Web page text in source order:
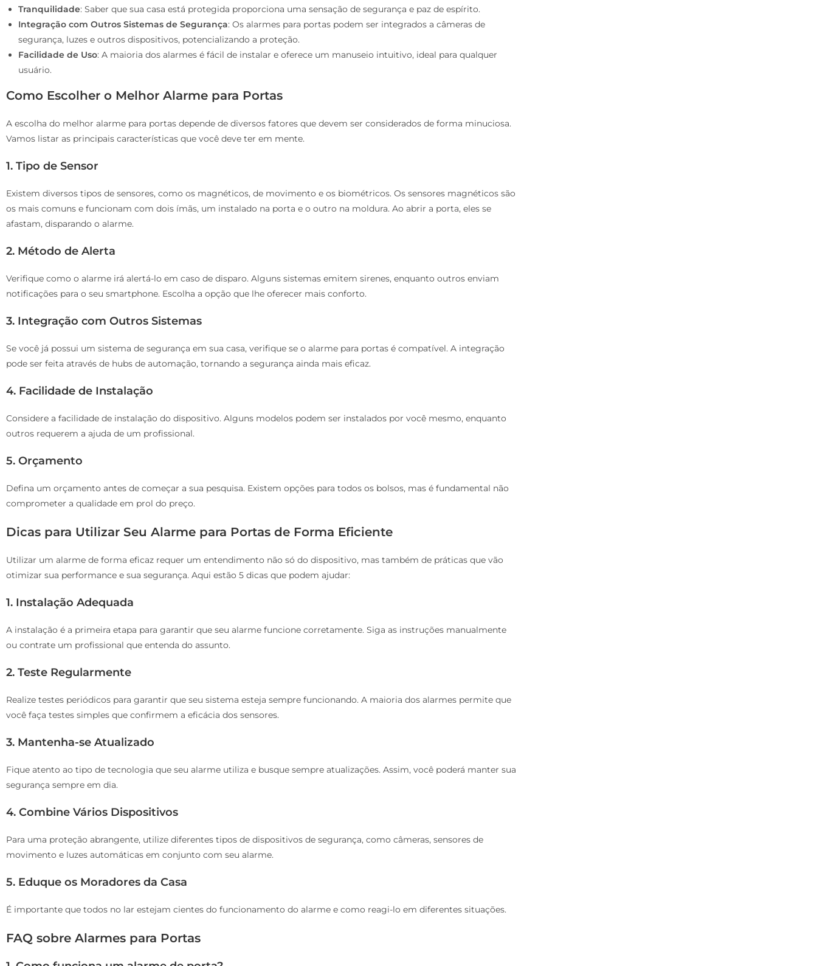
Tranquilidade: Saber que sua casa está protegida proporciona uma sensação de segurança e paz de espírito.
Integração com Outros Sistemas de Segurança: Os alarmes para portas podem ser integrados a câmeras de
segurança, luzes e outros dispositivos, potencializando a proteção.
Facilidade de Uso: A maioria dos alarmes é fácil de instalar e oferece um manuseio intuitivo, ideal para qualquer
usuário.
Como Escolher o Melhor Alarme para Portas
A escolha do melhor alarme para portas depende de diversos fatores que devem ser considerados de forma minuciosa.
Vamos listar as principais características que você deve ter em mente.
1. Tipo de Sensor
Existem diversos tipos de sensores, como os magnéticos, de movimento e os biométricos. Os sensores magnéticos são
os mais comuns e funcionam com dois ímãs, um instalado na porta e o outro na moldura. Ao abrir a porta, eles se
afastam, disparando o alarme.
2. Método de Alerta
Verifique como o alarme irá alertá-lo em caso de disparo. Alguns sistemas emitem sirenes, enquanto outros enviam
notificações para o seu smartphone. Escolha a opção que lhe oferecer mais conforto.
3. Integração com Outros Sistemas
Se você já possui um sistema de segurança em sua casa, verifique se o alarme para portas é compatível. A integração
pode ser feita através de hubs de automação, tornando a segurança ainda mais eficaz.
4. Facilidade de Instalação
Considere a facilidade de instalação do dispositivo. Alguns modelos podem ser instalados por você mesmo, enquanto
outros requerem a ajuda de um profissional.
5. Orçamento
Defina um orçamento antes de começar a sua pesquisa. Existem opções para todos os bolsos, mas é fundamental não
comprometer a qualidade em prol do preço.
Dicas para Utilizar Seu Alarme para Portas de Forma Eficiente
Utilizar um alarme de forma eficaz requer um entendimento não só do dispositivo, mas também de práticas que vão
otimizar sua performance e sua segurança. Aqui estão 5 dicas que podem ajudar:
1. Instalação Adequada
A instalação é a primeira etapa para garantir que seu alarme funcione corretamente. Siga as instruções manualmente
ou contrate um profissional que entenda do assunto.
2. Teste Regularmente
Realize testes periódicos para garantir que seu sistema esteja sempre funcionando. A maioria dos alarmes permite que
você faça testes simples que confirmem a eficácia dos sensores.
3. Mantenha-se Atualizado
Fique atento ao tipo de tecnologia que seu alarme utiliza e busque sempre atualizações. Assim, você poderá manter sua
segurança sempre em dia.
4. Combine Vários Dispositivos
Para uma proteção abrangente, utilize diferentes tipos de dispositivos de segurança, como câmeras, sensores de
movimento e luzes automáticas em conjunto com seu alarme.
5. Eduque os Moradores da Casa
É importante que todos no lar estejam cientes do funcionamento do alarme e como reagi-lo em diferentes situações.
FAQ sobre Alarmes para Portas